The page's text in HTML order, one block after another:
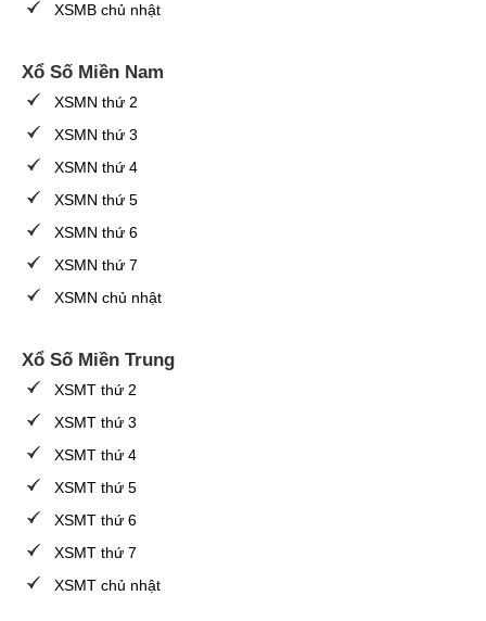
XSMB chủ nhật
Xổ Số Miền Nam
XSMN thứ 2
XSMN thứ 3
XSMN thứ 4
XSMN thứ 5
XSMN thứ 6
XSMN thứ 7
XSMN chủ nhật
Xổ Số Miền Trung
XSMT thứ 2
XSMT thứ 3
XSMT thứ 4
XSMT thứ 5
XSMT thứ 6
XSMT thứ 7
XSMT chủ nhật